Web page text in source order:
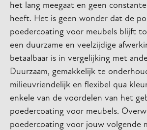
het lang meegaat en geen
heeft. Het is geen wonder dat de
poedercoating voor meubels blijft
een duurzame en veelzijdige
betaalbaar is in vergelijking met
Duurzaam, gemakkelijk te
milieuvriendelijk en flexibel qua
enkele van de voordelen van het
poedercoating voor meubels.
poedercoating voor jouw volgende